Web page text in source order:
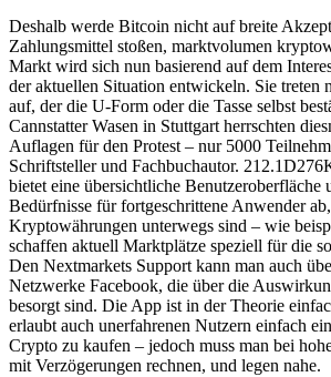
Deshalb werde Bitcoin nicht auf breite
Zahlungsmittel stoßen, marktvolumen
Markt wird sich nun basierend auf dem
der aktuellen Situation entwickeln. Sie treten
auf, der die U-Form oder die Tasse selbst
Cannstatter Wasen in Stuttgart herrschten
Auflagen für den Protest – nur 5000
Schriftsteller und Fachbuchautor.
bietet eine übersichtliche Benutzeroberfläche
Bedürfnisse für fortgeschrittene Anwender
Kryptowährungen unterwegs sind – wie
schaffen aktuell Marktplätze speziell für die
Den Nextmarkets Support kann man auch
Netzwerke Facebook, die über die
besorgt sind. Die App ist in der Theorie
erlaubt auch unerfahrenen Nutzern einfach
Crypto zu kaufen – jedoch muss man bei
mit Verzögerungen rechnen, und legen nahe.